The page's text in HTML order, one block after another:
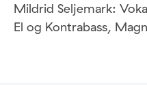
Mildrid Seljemark:
El og Kontrabass,